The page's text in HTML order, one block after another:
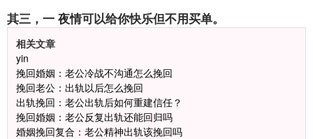
其三，一 夜情可以给你快乐但不用买单。
相关文章
yin
挽回婚姻：老公冷战不沟通怎么挽回
挽回老公：出轨以后怎么挽回
出轨挽回：老公出轨后如何重建信任？
挽回婚姻：老公反复出轨还能回归吗
婚姻挽回复合：老公精神出轨该挽回吗